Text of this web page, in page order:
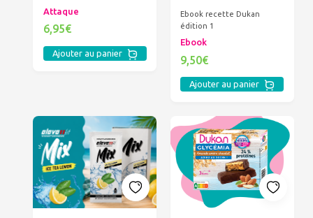
Attaque
6,95€
Ajouter au panier
Ebook recette Dukan
édition 1
Ebook
9,50€
Ajouter au panier